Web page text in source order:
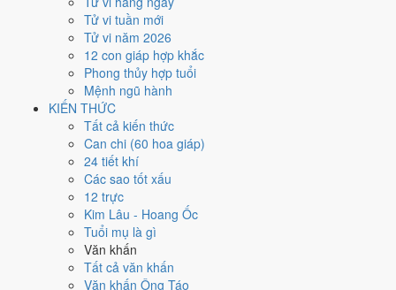
Tử vi tuần mới
Tử vi năm 2026
12 con giáp hợp khắc
Phong thủy hợp tuổi
Mệnh ngũ hành
KIẾN THỨC
Tất cả kiến thức
Can chi (60 hoa giáp)
24 tiết khí
Các sao tốt xấu
12 trực
Kim Lâu - Hoang Ốc
Tuổi mụ là gì
Văn khấn
Tất cả văn khấn
Văn khấn Ông Táo
Ngày Tân Mùi có TrựcThành (ngày thành tựu - đại cát, tốt cho mọi
việc) và gặp SaoMinh Đường hoàng đạo
9.3/10nên đây làNgày Đại Cát
trương, ký kết.
Hợi, Mão, Ngọhợp ngày; tuổi
Ngày 3/11/2024 tốt hay xấu cho
việc gì?
Ngày 3/11/2024 đạt9.3/10
Cưới hỏi - đính hôn (10/10), thấp nhất là
Trực Thành (ngày thành tựu - đại cát, tốt cho mọi việc) và gặp Sao
Minh Đường hoàng đạo nên điểm từng việc chênh nhau như bảng